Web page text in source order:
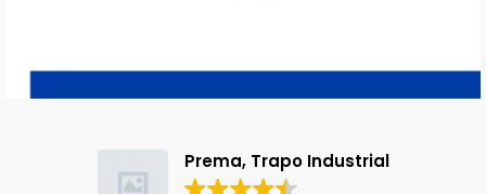
Prema, Trapo Industrial